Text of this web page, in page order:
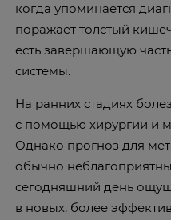
когда упоминается
поражает толстый
есть завершающую
системы.
На ранних стадиях
с помощью хирургии и
Однако прогноз для
обычно
сегодняшний день
в новых, более